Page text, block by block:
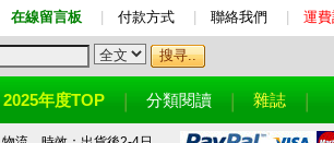
在線留言板 付款方式 聯絡我們 運
2025年度TOP 分類閱讀 雜誌